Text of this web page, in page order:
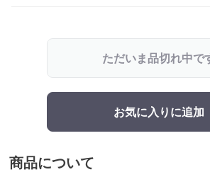
ただいま品切れ中で
お気に入りに追加
商品について